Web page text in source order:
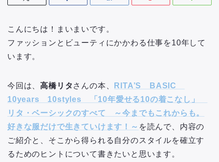
こんにちは！まいまいです。
ファッションとビューティにかかわる仕事を10年して
います。
今回は、高橋リタ さんの本、
RITA’S BASIC
10years 10styles 「10年愛せる10の着こなし」
リタ・ベーシックのすべて ～今までもこれからも。
好きな服だけで生きていけます！～ を読んで、内容の
ご紹介と、そこから得られる自分のスタイルを確立す
るためのヒントについて書きたいと思います。